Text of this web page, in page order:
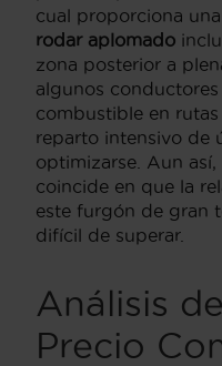
cual proporciona una
rodar aplomado
zona posterior a
algunos
combustible en
reparto intensivo de
optimizarse. Aun
coincide en que la
este furgón de gran
difícil de superar.
Análisis
Precio